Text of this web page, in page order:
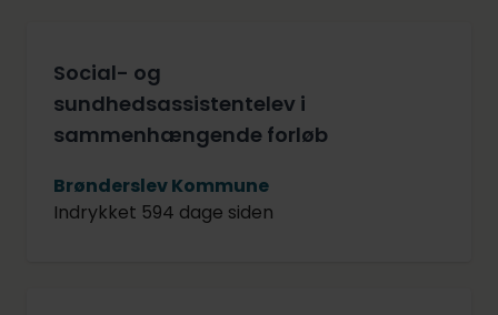
Social- og
sundhedsassistentelev i
sammenhængende forløb
Brønderslev Kommune
Indrykket 594 dage siden